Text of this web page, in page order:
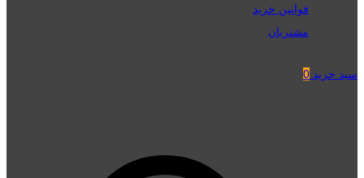
قوانین خرید
مشتریان
سبد خرید 0